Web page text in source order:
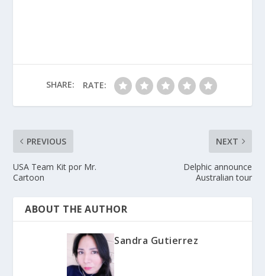
SHARE: RATE:
PREVIOUS
USA Team Kit por Mr.
Cartoon
NEXT
Delphic announce
Australian tour
ABOUT THE AUTHOR
Sandra Gutierrez